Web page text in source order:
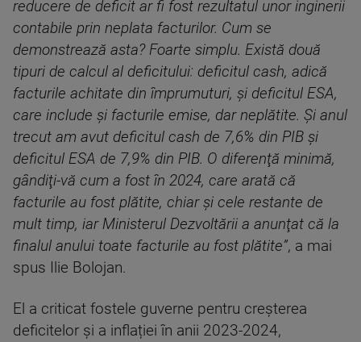
reducere de deficit ar fi fost rezultatul unor inginerii
contabile prin neplata facturilor. Cum se
demonstrează asta? Foarte simplu. Există două
tipuri de calcul al deficitului: deficitul cash, adică
facturile achitate din împrumuturi, şi deficitul ESA,
care include şi facturile emise, dar neplătite. Şi anul
trecut am avut deficitul cash de 7,6% din PIB şi
deficitul ESA de 7,9% din PIB. O diferenţă minimă,
gândiţi-vă cum a fost în 2024, care arată că
facturile au fost plătite, chiar şi cele restante de
mult timp, iar Ministerul Dezvoltării a anunţat că la
finalul anului toate facturile au fost plătite”, a mai
spus Ilie Bolojan.
El a criticat fostele guverne pentru creșterea
deficitelor și a inflației în anii 2023-2024,